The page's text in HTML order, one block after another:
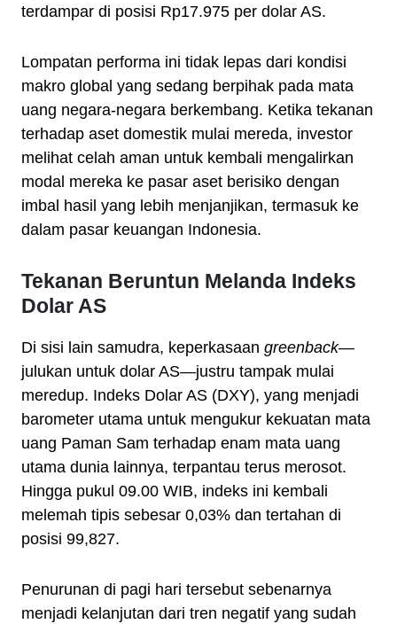
terdampar di posisi Rp17.975 per dolar AS.
Lompatan performa ini tidak lepas dari kondisi
makro global yang sedang berpihak pada mata
uang negara-negara berkembang. Ketika tekanan
terhadap aset domestik mulai mereda, investor
melihat celah aman untuk kembali mengalirkan
modal mereka ke pasar aset berisiko dengan
imbal hasil yang lebih menjanjikan, termasuk ke
dalam pasar keuangan Indonesia.
Tekanan Beruntun Melanda Indeks
Dolar AS
Di sisi lain samudra, keperkasaan greenback—
julukan untuk dolar AS—justru tampak mulai
meredup. Indeks Dolar AS (DXY), yang menjadi
barometer utama untuk mengukur kekuatan mata
uang Paman Sam terhadap enam mata uang
utama dunia lainnya, terpantau terus merosot.
Hingga pukul 09.00 WIB, indeks ini kembali
melemah tipis sebesar 0,03% dan tertahan di
posisi 99,827.
Penurunan di pagi hari tersebut sebenarnya
menjadi kelanjutan dari tren negatif yang sudah